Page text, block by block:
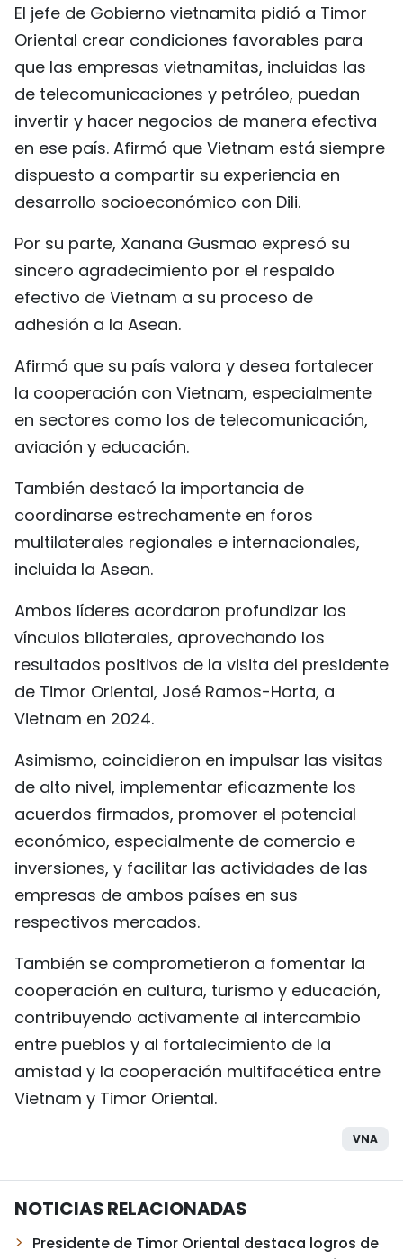
El jefe de Gobierno vietnamita pidió a Timor
Oriental crear condiciones favorables para
que las empresas vietnamitas, incluidas las
de telecomunicaciones y petróleo, puedan
invertir y hacer negocios de manera efectiva
en ese país. Afirmó que Vietnam está siempre
dispuesto a compartir su experiencia en
desarrollo socioeconómico con Dili.
Por su parte, Xanana Gusmao expresó su
sincero agradecimiento por el respaldo
efectivo de Vietnam a su proceso de
adhesión a la Asean.
Afirmó que su país valora y desea fortalecer
la cooperación con Vietnam, especialmente
en sectores como los de telecomunicación,
aviación y educación.
También destacó la importancia de
coordinarse estrechamente en foros
multilaterales regionales e internacionales,
incluida la Asean.
Ambos líderes acordaron profundizar los
vínculos bilaterales, aprovechando los
resultados positivos de la visita del presidente
de Timor Oriental, José Ramos-Horta, a
Vietnam en 2024.
Asimismo, coincidieron en impulsar las visitas
de alto nivel, implementar eficazmente los
acuerdos firmados, promover el potencial
económico, especialmente de comercio e
inversiones, y facilitar las actividades de las
empresas de ambos países en sus
respectivos mercados.
También se comprometieron a fomentar la
cooperación en cultura, turismo y educación,
contribuyendo activamente al intercambio
entre pueblos y al fortalecimiento de la
amistad y la cooperación multifacética entre
Vietnam y Timor Oriental.
VNA
NOTICIAS RELACIONADAS
Presidente de Timor Oriental destaca logros de